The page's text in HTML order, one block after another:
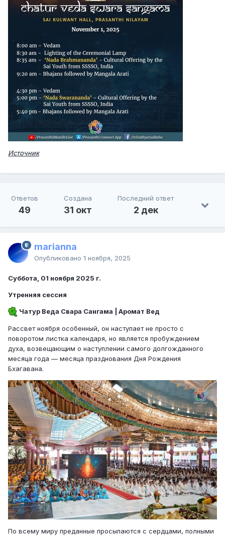
Источник
Ответов
49
Создана
31 окт
Последний ответ
2 дек
marianna
Опубликовано 1 ноября, 2025
Суббота, 01 ноября 2025 г.
Утренняя сессия
Чатур Веда Свара Сангама | Аромат Вед
Рассвет ноября особенный, он наступает не просто с
поворотом листка календаря, но является пробуждением
духа, возвещающим о наступлении самого долгожданного
месяца года — месяца празднования Дня Рождения
Бхагавана.
По всему миру преданные просыпаются с сердцами, полными